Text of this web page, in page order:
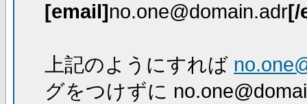
[email]no.one@domain.adr[/
上記のようにすれば
グをつけずに